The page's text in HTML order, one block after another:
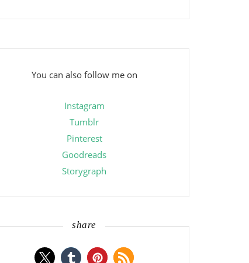
You can also follow me on
Instagram
Tumblr
Pinterest
Goodreads
Storygraph
share